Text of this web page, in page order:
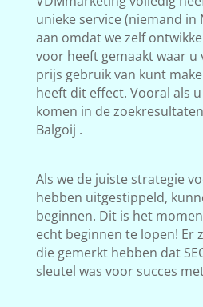
unieke service (niemand
aan omdat we zelf
voor heeft gemaakt waar
prijs gebruik van kunt
heeft dit effect. Vooral als
komen in de
Balgoij .
Als we de juiste strategie
hebben uitgestippeld,
beginnen. Dit is het
echt beginnen te lopen! Er
die gemerkt hebben dat
sleutel was voor succes